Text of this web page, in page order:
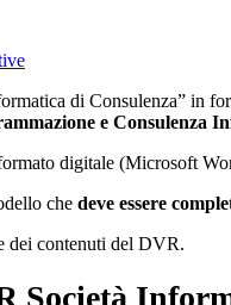
di Consulenza” in
e
digitale (Microsoft
che deve essere
dei contenuti del DVR.
Società